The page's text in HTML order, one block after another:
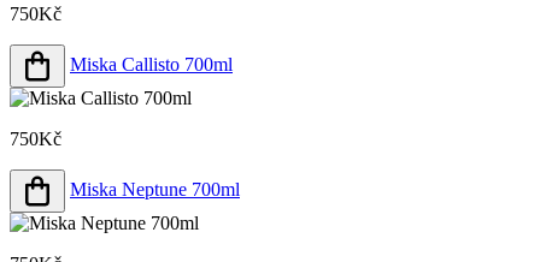
750Kč
Miska Callisto 700ml
750Kč
Miska Neptune 700ml